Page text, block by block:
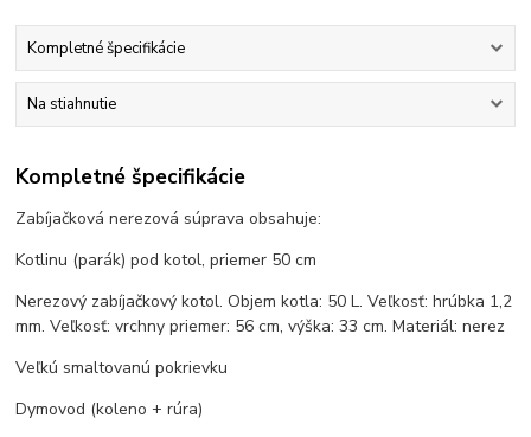
Kompletné špecifikácie
Na stiahnutie
Kompletné špecifikácie
Zabíjačková nerezová súprava obsahuje:
Kotlinu (parák) pod kotol, priemer 50 cm
Nerezový zabíjačkový kotol. Objem kotla: 50 L. Veľkosť: hrúbka 1,2
mm. Veľkosť: vrchny priemer: 56 cm, výška: 33 cm. Materiál: nerez
Veľkú smaltovanú pokrievku
Dymovod (koleno + rúra)